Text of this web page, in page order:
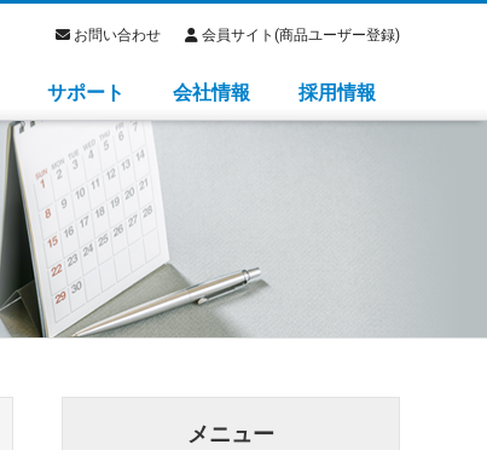
サポート 会社情報 採用情報
お問い合わせ 会員サイト(商品ユーザー登録)
メニュー